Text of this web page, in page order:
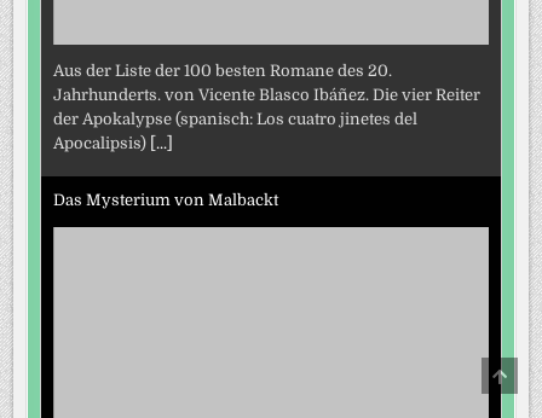
Aus der Liste der 100 besten Romane des 20.
Jahrhunderts. von Vicente Blasco Ibáñez. Die vier Reiter
der Apokalypse (spanisch: Los cuatro jinetes del
Apocalipsis) [...]
Das Mysterium von Malbackt
TO
TOP